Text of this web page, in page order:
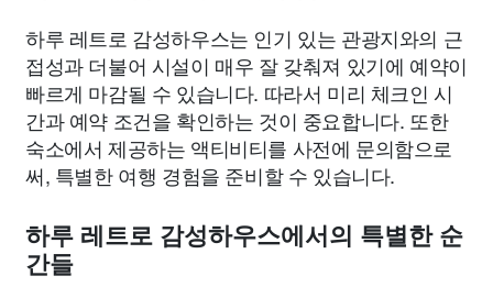
하루 레트로 감성하우스는 인기 있는 관광지와의 근
접성과 더불어 시설이 매우 잘 갖춰져 있기에 예약이
빠르게 마감될 수 있습니다. 따라서 미리 체크인 시
간과 예약 조건을 확인하는 것이 중요합니다. 또한
숙소에서 제공하는 액티비티를 사전에 문의함으로
써, 특별한 여행 경험을 준비할 수 있습니다.
하루 레트로 감성하우스에서의 특별한 순
간들